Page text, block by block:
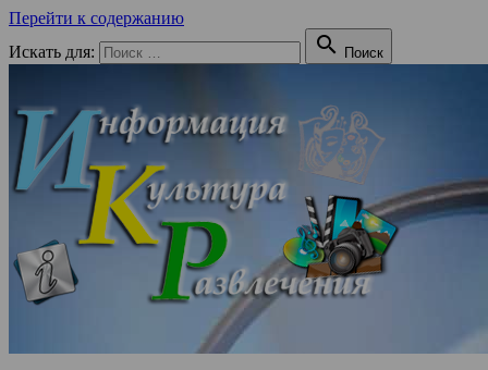
Перейти к содержанию
Искать для:
 Поиск